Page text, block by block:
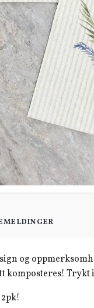
og
komposteres! Trykt